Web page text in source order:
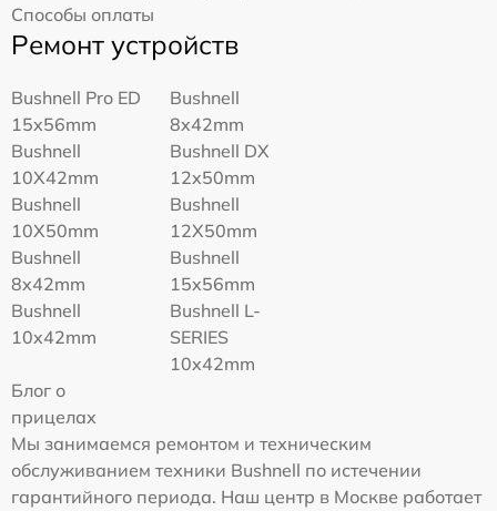
Способы оплаты
Ремонт устройств
Bushnell Pro ED
15x56mm
Bushnell
8x42mm
Bushnell
10X42mm
Bushnell DX
12x50mm
Bushnell
10X50mm
Bushnell
12X50mm
Bushnell
8x42mm
Bushnell
15x56mm
Bushnell
10x42mm
Bushnell L-
SERIES
10x42mm
Блог о
прицелах
Мы занимаемся ремонтом и техническим
обслуживанием техники Bushnell по истечении
гарантийного периода. Наш центр в Москве работает